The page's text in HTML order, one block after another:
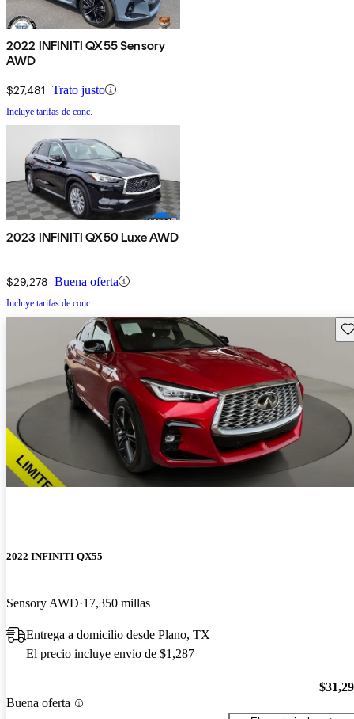
2022 INFINITI QX55 Sensory
AWD
$27,481 Trato justo
Incluye tarifas de conc.
2023 INFINITI QX50 Luxe AWD
$29,278 Buena oferta
Incluye tarifas de conc.
2022 INFINITI QX55
Sensory AWD 17,350 millas
Entrega a domicilio desde Plano, TX
El precio incluye envío de $1,287
Buena oferta